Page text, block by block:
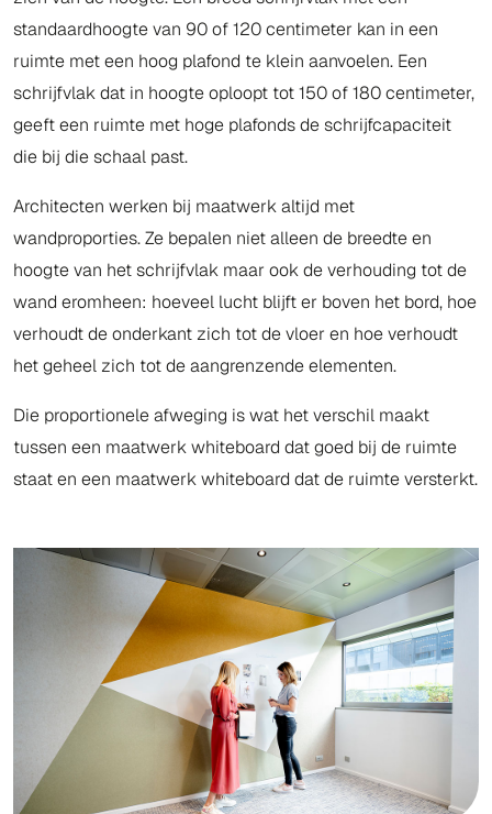
standaardhoogte van 90 of 120 centimeter kan in een
ruimte met een hoog plafond te klein aanvoelen. Een
schrijfvlak dat in hoogte oploopt tot 150 of 180 centimeter,
geeft een ruimte met hoge plafonds de schrijfcapaciteit
die bij die schaal past.
Architecten werken bij maatwerk altijd met
wandproporties. Ze bepalen niet alleen de breedte en
hoogte van het schrijfvlak maar ook de verhouding tot de
wand eromheen: hoeveel lucht blijft er boven het bord, hoe
verhoudt de onderkant zich tot de vloer en hoe verhoudt
het geheel zich tot de aangrenzende elementen.
Die proportionele afweging is wat het verschil maakt
tussen een maatwerk whiteboard dat goed bij de ruimte
staat en een maatwerk whiteboard dat de ruimte versterkt.